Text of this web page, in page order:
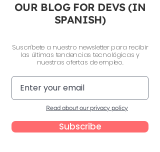
OUR BLOG FOR DEVS (IN
SPANISH)
Suscríbete a nuestro newsletter para recibir
las últimas tendencias tecnológicas y
nuestras ofertas de empleo.
Read about our privacy policy
Subscribe